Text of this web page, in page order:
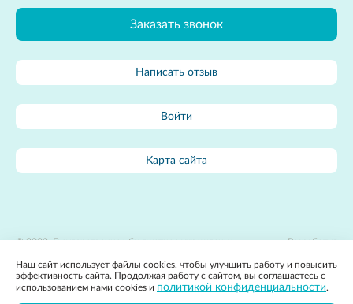
Заказать звонок
Написать отзыв
Войти
Карта сайта
2022, Государственное бюджетное учреждение
лечебной физкультуры и спортивной медицины»
Политика конфиденциальности
Разработка
Apricode
Вся представленная на сайте информация, касающаяся стоимости
Наш сайт использует файлы cookies, чтобы улучшить работу и повысить
эффективность сайта. Продолжая работу с сайтом, вы соглашаетесь с
использованием нами cookies и политикой конфиденциальности.